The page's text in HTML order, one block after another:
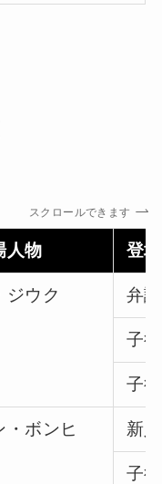
スクロールできます
人物 登
ジウク 弁
子
子
・ボンヒ 新
子